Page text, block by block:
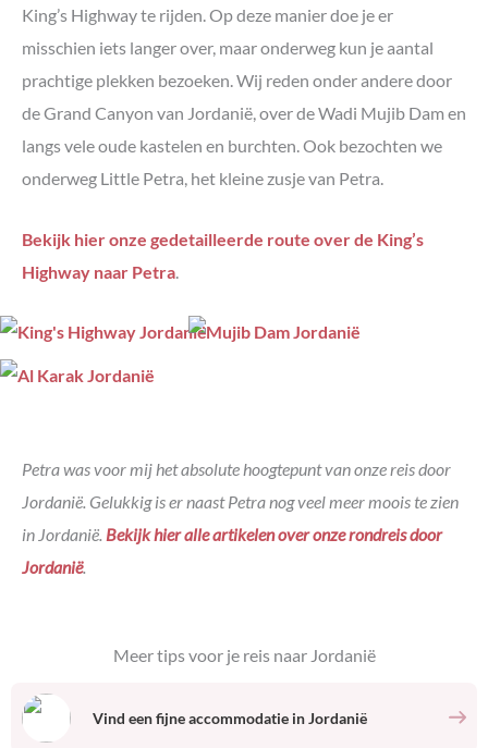
King’s Highway te rijden. Op deze manier doe je er
misschien iets langer over, maar onderweg kun je aantal
prachtige plekken bezoeken. Wij reden onder andere door
de Grand Canyon van Jordanië, over de Wadi Mujib Dam en
langs vele oude kastelen en burchten. Ook bezochten we
onderweg Little Petra, het kleine zusje van Petra.
Bekijk hier onze gedetailleerde route over de King’s
Highway naar Petra
Petra was voor mij het absolute hoogtepunt van onze reis door
Jordanië. Gelukkig is er naast Petra nog veel meer moois te zien
in Jordanië. Bekijk hier alle artikelen over onze rondreis door
Jordanië.
Meer tips voor je reis naar Jordanië
Vind een fijne accommodatie inJordanië